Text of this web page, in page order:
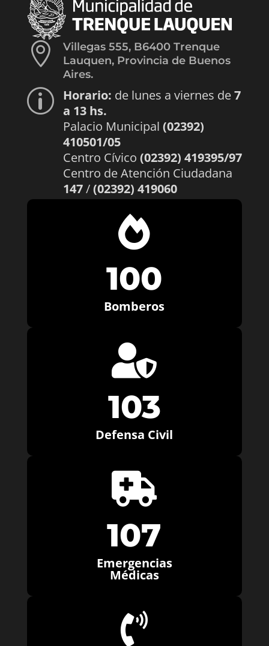

Villegas 555, B6400 Trenque
Lauquen, Provincia de Buenos
Aires.
p Horario: de lunes a viernes de7
a 13 hs.
Palacio Municipal (02392)
410501/05
Centro Cívico (02392) 419395/97
Centro de Atención Ciudadana
147/(02392) 419060

100
Bomberos

103
Defensa Civil

107
Emergencias
Médicas
